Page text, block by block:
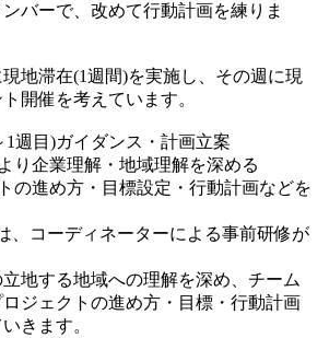
バーで、改めて行動計画を練りま
地滞在(1週間)を実施し、その週に現
開催を考えています。
1週目)ガイダンス・計画立案
り企業理解・地域理解を深める
の進め方・目標設定・行動計画などを
、コーディネーターによる事前研修が
地する地域への理解を深め、チーム
ジェクトの進め方・目標・行動計画
きます。